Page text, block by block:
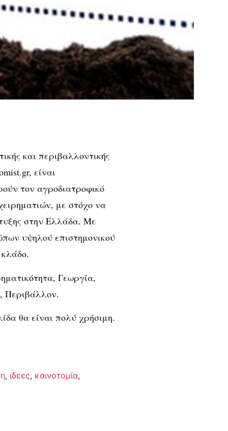
και περιβαλλοντικής
είναι
τον αγροδιατροφικό
με στόχο να
στην Ελλάδα. Με
υψηλού επιστημονικού
Γεωργία,
Περιβάλλον.
θα είναι πολύ χρήσιμη.
, ιδεες, καινοτομία,